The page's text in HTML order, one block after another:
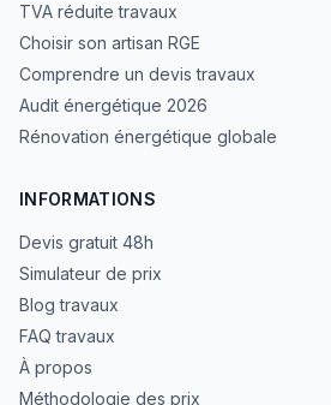
TVA réduite travaux
Choisir son artisan RGE
Comprendre un devis travaux
Audit énergétique 2026
Rénovation énergétique globale
INFORMATIONS
Devis gratuit 48h
Simulateur de prix
Blog travaux
FAQ travaux
À propos
Méthodologie des prix